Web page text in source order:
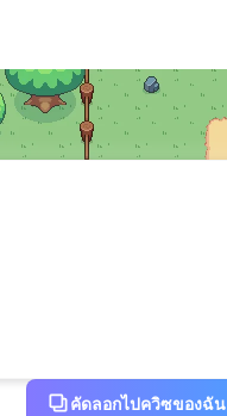
คัดลอกไปควิซของฉัน